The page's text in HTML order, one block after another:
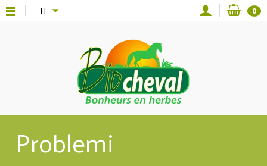
{**} IT 0
Problemi